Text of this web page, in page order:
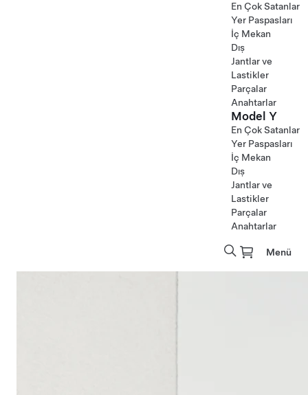
En Çok Satanlar
Yer Paspasları
İç Mekan
Dış
Jantlar ve
Lastikler
Parçalar
Anahtarlar
Model Y
En Çok Satanlar
Yer Paspasları
İç Mekan
Dış
Jantlar ve
Lastikler
Parçalar
Anahtarlar
Menü